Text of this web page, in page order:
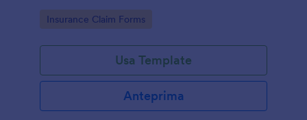
gestiscono la raccolta dati e ogni invio del modulo
online.
Go to Category:
Insurance Claim Forms
Usa Template
Anteprima